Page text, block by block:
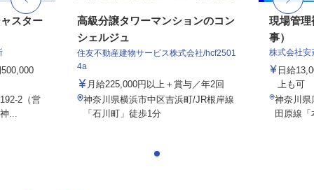
スター
2（営
...
高級分譲タワーマンションのコン
シェルジュ
住友不動産建物サービス株式会社/hcf2501
4a
月給225,000円以上＋賞与／年2回
神奈川県横浜市中区吉浜町/JR根岸線
「石川町」徒歩1分
現場管理
事）
株式会社安
日給
上も可
神奈川県
田原線